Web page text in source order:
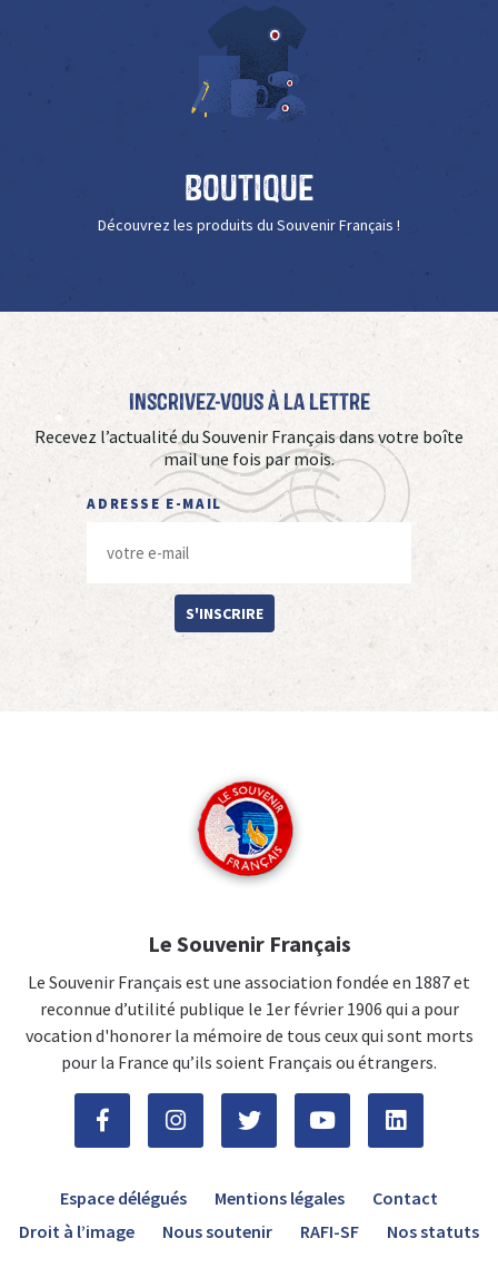
Boutique
Découvrez les produits du Souvenir Français !
Inscrivez-vous à La Lettre
Recevez l’actualité du Souvenir Français dans votre boîte
mail une fois par mois.
ADRESSE E-MAIL
S'INSCRIRE
Le Souvenir Français
Le Souvenir Français est une association fondée en 1887 et
reconnue d’utilité publique le 1er février 1906 qui a pour
vocation d'honorer la mémoire de tous ceux qui sont morts
pour la France qu’ils soient Français ou étrangers.
Espace délégués Mentions légales
Contact
Droit à l’image
Nous soutenir RAFI-SF Nos statuts